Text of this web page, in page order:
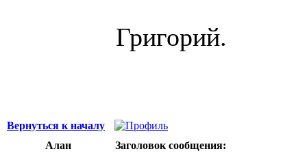
Григорий.
Вернуться к началу
Алан
Заголовок сообщения: